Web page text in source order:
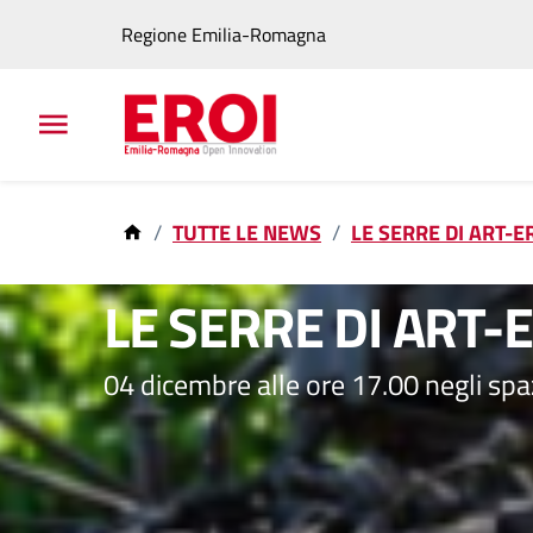
Regione Emilia-Romagna
TUTTE LE NEWS
LE SERRE DI
20 nov 2023
LE SERRE DI
04 dicembre alle ore 17.00 negli